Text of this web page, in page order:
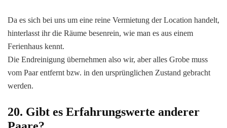
Da es sich bei uns um eine reine Vermietung der Location handelt,
hinterlasst ihr die Räume besenrein, wie man es aus einem
Ferienhaus kennt.
Die Endreinigung übernehmen also wir, aber alles Grobe muss
vom Paar entfernt bzw. in den ursprünglichen Zustand gebracht
werden.
20. Gibt es Erfahrungswerte anderer